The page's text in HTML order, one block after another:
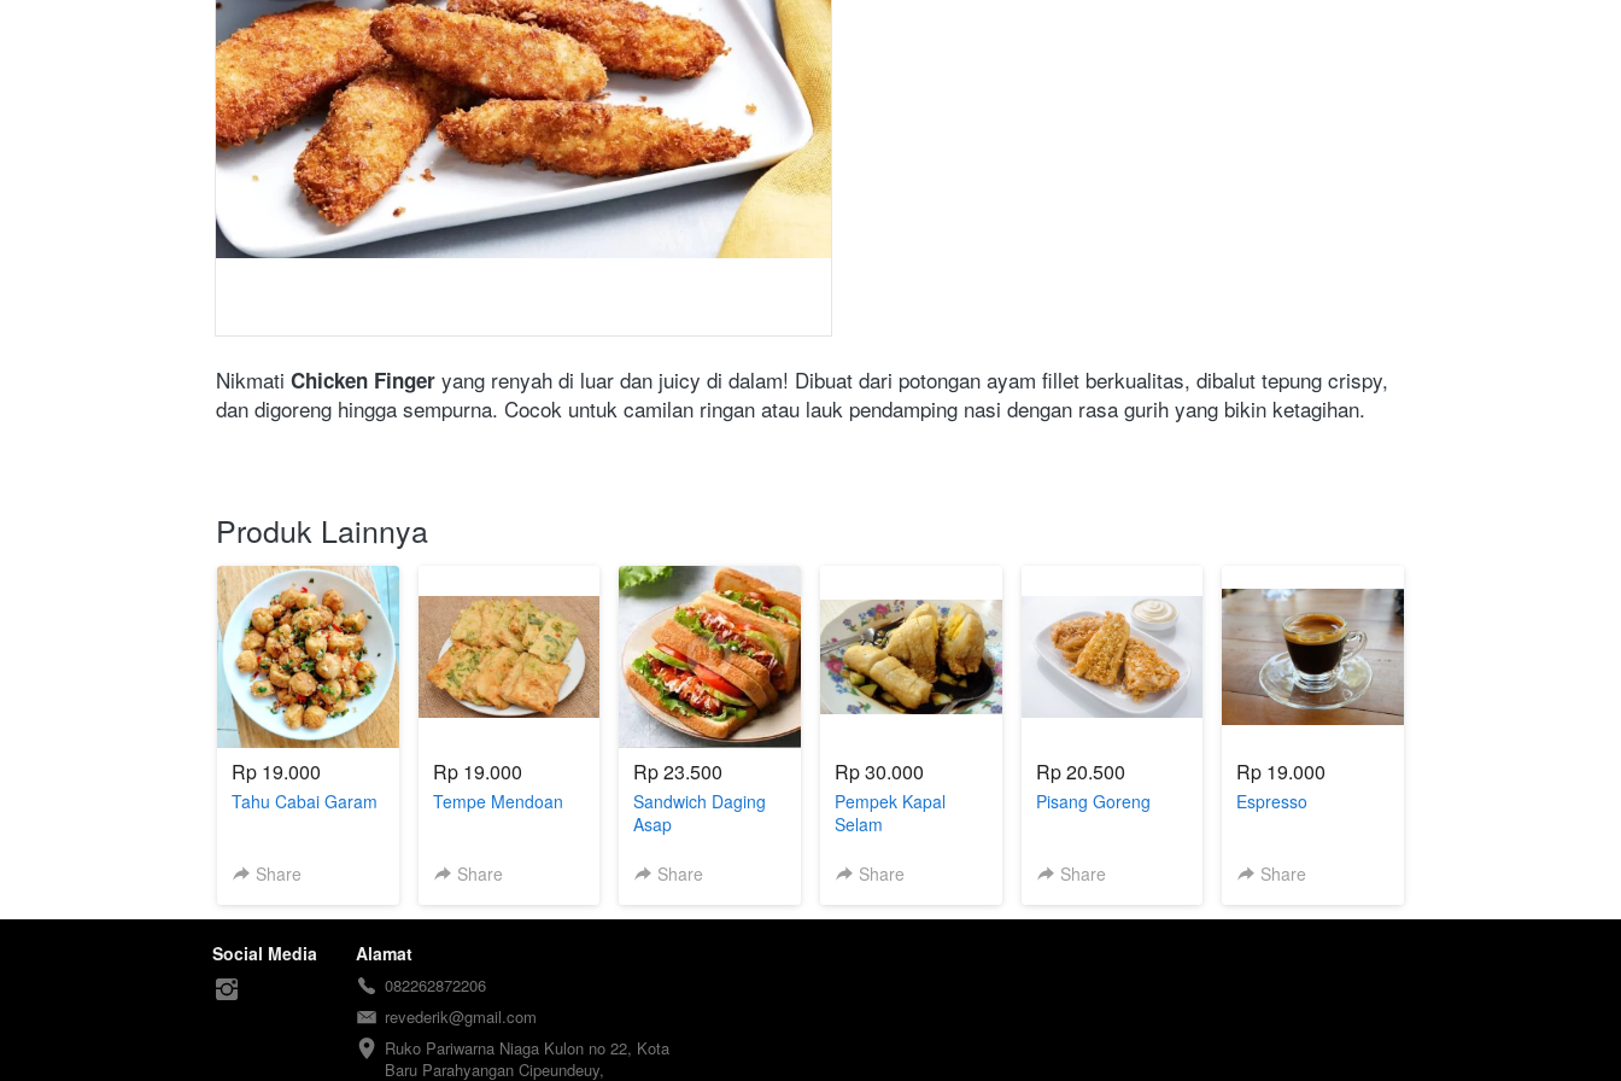
Nikmati Chicken Finger yang renyah di luar dan juicy di dalam! Dibuat dari potongan ayam fillet berkualitas, dibalut tepung crispy,
dan digoreng hingga sempurna. Cocok untuk camilan ringan atau lauk pendamping nasi dengan rasa gurih yang bikin ketagihan.
Produk Lainnya
Rp 19.000
Tahu Cabai Garam
Share
Rp 19.000
Tempe Mendoan
Share
Rp 23.500
Sandwich Daging
Asap
Share
Rp 30.000
Pempek Kapal
Selam
Share
Rp 20.500
Pisang Goreng
Share
Rp 19.000
Espresso
Share
Social Media Alamat
082262872206
revederik@gmail.com
Ruko Pariwarna Niaga Kulon no 22, Kota
Baru Parahyangan Cipeundeuy,